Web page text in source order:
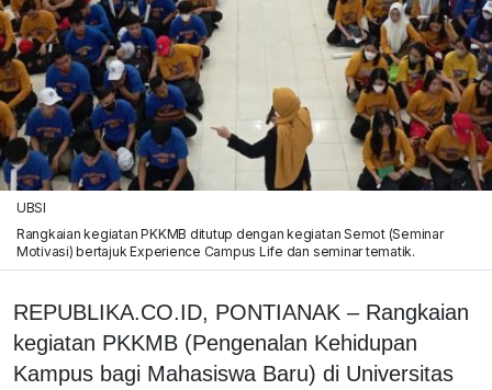
UBSI
Rangkaian kegiatan PKKMB ditutup dengan kegiatan Semot (Seminar
Motivasi) bertajuk Experience Campus Life dan seminar tematik.
REPUBLIKA.CO.ID, PONTIANAK – Rangkaian
kegiatan PKKMB (Pengenalan Kehidupan
Kampus bagi Mahasiswa Baru) di Universitas